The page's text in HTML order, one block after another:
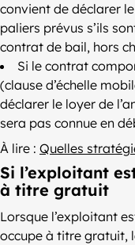
convient de déclarer
paliers prévus s’ils
contrat de bail, hors
Si le contrat
(clause d’échelle
déclarer le loyer de
sera pas connue en
À lire : Quelles
Si l’exploitant
à titre gratuit
Lorsque l’exploitant
occupe à titre gratuit,